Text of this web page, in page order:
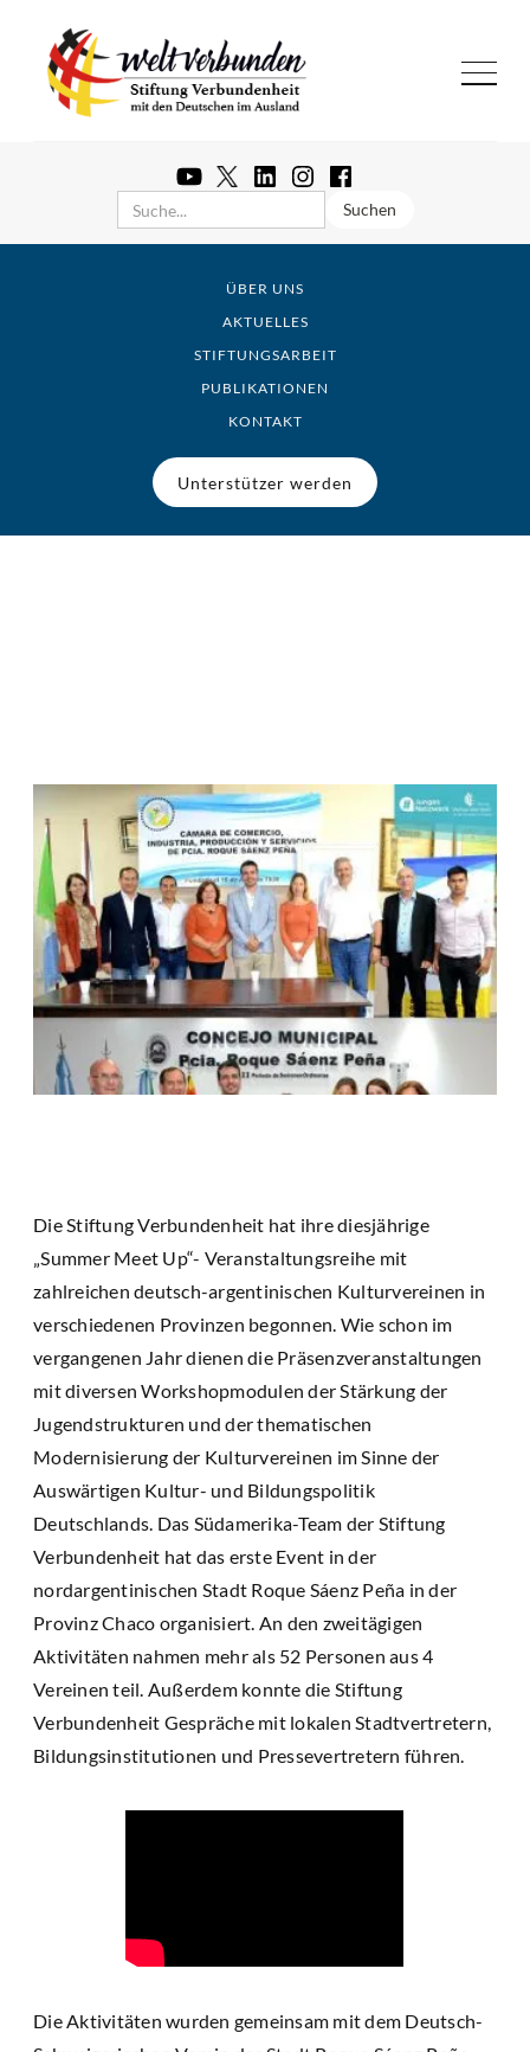
ÜBER UNS
AKTUELLES
STIFTUNGSARBEIT
PUBLIKATIONEN
KONTAKT
Unterstützer werden
Die Stiftung Verbundenheit hat ihre diesjährige
„Summer Meet Up“- Veranstaltungsreihe mit
zahlreichen deutsch-argentinischen Kulturvereinen in
verschiedenen Provinzen begonnen. Wie schon im
vergangenen Jahr dienen die Präsenzveranstaltungen
mit diversen Workshopmodulen der Stärkung der
Jugendstrukturen und der thematischen
Modernisierung der Kulturvereinen im Sinne der
Auswärtigen Kultur- und Bildungspolitik
Deutschlands. Das Südamerika-Team der Stiftung
Verbundenheit hat das erste Event in der
nordargentinischen Stadt Roque Sáenz Peña in der
Provinz Chaco organisiert. An den zweitägigen
Aktivitäten nahmen mehr als 52 Personen aus 4
Vereinen teil. Außerdem konnte die Stiftung
Verbundenheit Gespräche mit lokalen Stadtvertretern,
Bildungsinstitutionen und Pressevertretern führen.
Die Aktivitäten wurden gemeinsam mit dem Deutsch-